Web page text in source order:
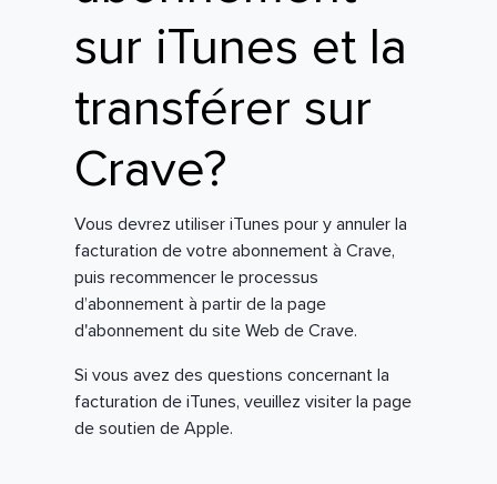
sur iTunes et la
transférer sur
Crave?
Vous devrez utiliser iTunes pour y annuler la
facturation de votre abonnement à Crave,
puis recommencer le processus
d’abonnement à partir de la page
d'abonnement du site Web de Crave.
Si vous avez des questions concernant la
facturation de iTunes, veuillez visiter la page
de soutien de Apple.